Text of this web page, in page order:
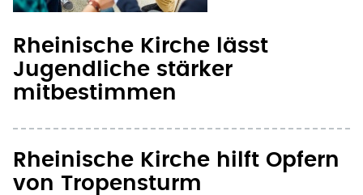
Rheinische Kirche lässt
Jugendliche stärker
mitbestimmen
Rheinische Kirche hilft Opfern
von Tropensturm